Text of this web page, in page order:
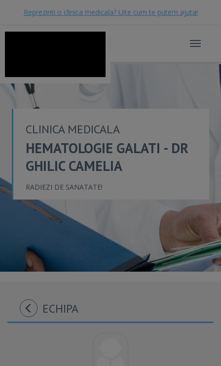
Reprezinti o clinica medicala? Uite cum te putem ajuta!
Toggle
CLINICA MEDICALA
HEMATOLOGIE GALATI - DR
GHILIC CAMELIA
RADIEZI DE SANATATE!
ECHIPA